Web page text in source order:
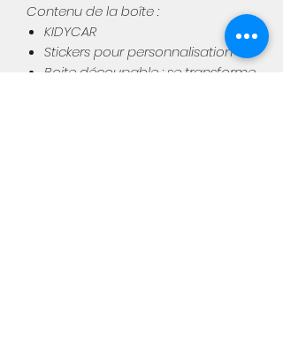
Contenu de la boîte :
KIDYCAR
Stickers pour personnalisation
Boite découpable : se transforme